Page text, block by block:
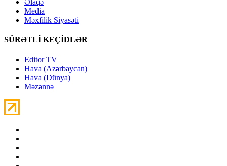
Media
Məxfilik Siyasəti
SÜRƏTLİ KEÇİDLƏR
Editor TV
Hava (Azərbaycan)
Hava (Dünya)
Məzənnə